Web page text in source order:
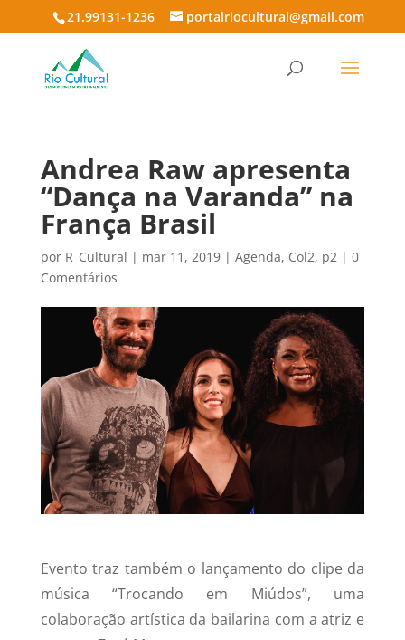
21.99131-1236 portalriocultural@gmail.com
Andrea Raw apresenta
“Dança na Varanda” na
França Brasil
por R_Cultural | mar 11, 2019| Agenda, Col2, p2| 0
Comentários
Evento traz também o lançamento do clipe da
música “Trocando em Miúdos”, uma
colaboração artística da bailarina com a atriz e